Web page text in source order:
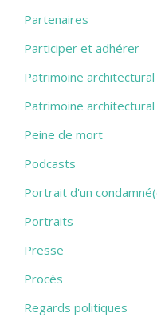
Partenaires
Participer et adhérer
Patrimoine architectural
Patrimoine architectural
Peine de mort
Podcasts
Portrait d'un
Portraits
Presse
Procès
Regards politiques